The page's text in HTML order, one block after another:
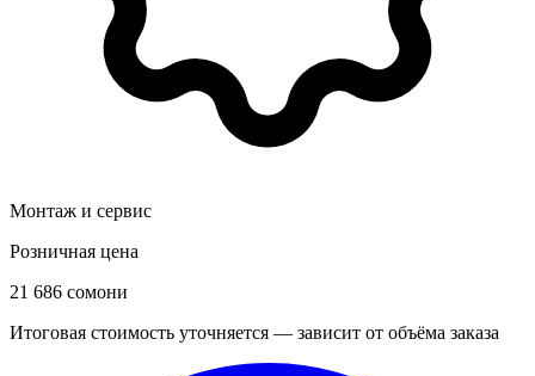
Монтаж и сервис
Розничная цена
21 686 сомони
Итоговая стоимость уточняется — зависит от объёма заказа